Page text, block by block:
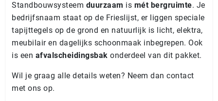
Standbouwsysteem duurzaam is mét bergruimte. Je
bedrijfsnaam staat op de Frieslijst, er liggen speciale
tapijttegels op de grond en natuurlijk is licht, elektra,
meubilair en dagelijks schoonmaak inbegrepen. Ook
is een afvalscheidingsbak onderdeel van dit pakket.
Wil je graag alle details weten? Neem dan contact
met ons op.